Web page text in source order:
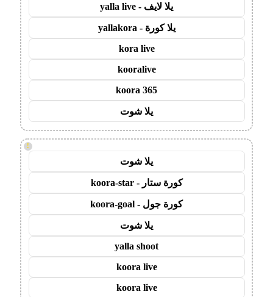
يلا لايف - yalla live
يلا كورة - yallakora
kora live
kooralive
koora 365
يلا شوت
!
يلا شوت
كورة ستار - koora-star
كورة جول - koora-goal
يلا شوت
yalla shoot
koora live
koora live